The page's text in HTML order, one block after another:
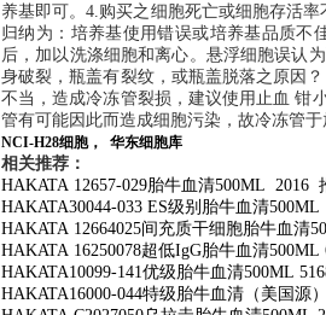
养基即可。4.购买之细胞死亡或细胞存活
归纳为：培养基使用错误或培养基品质不
后，加以洗涤细胞和离心。悬浮细胞误认
身破裂，瓶盖有裂纹，或瓶盖脱落之原因
不当，造成冷冻管裂损，建议使用止血 钳
管有可能因此而造成细胞污染，故冷冻管
NCI-H28细胞， 华东细胞库
相关推荐：
HAKATA 12657-029胎牛血清500ML 2016
HAKATA30044-033 ES级别胎牛血清500ML
HAKATA 12664025间充质干细胞胎牛血清
HAKATA 16250078超低IgG胎牛血清500ML
HAKATA10099-141优级胎牛血清500ML
HAKATA16000-044特级胎牛血清（美国源）